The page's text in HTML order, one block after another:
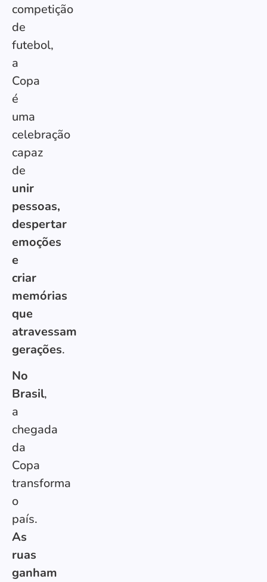
competição
de
futebol,
a
Copa
é
uma
celebração
capaz
de
unir
pessoas,
despertar
emoções
e
criar
memórias
que
atravessam
gerações.
No
Brasil,
a
chegada
da
Copa
transforma
o
país.
As
ruas
ganham